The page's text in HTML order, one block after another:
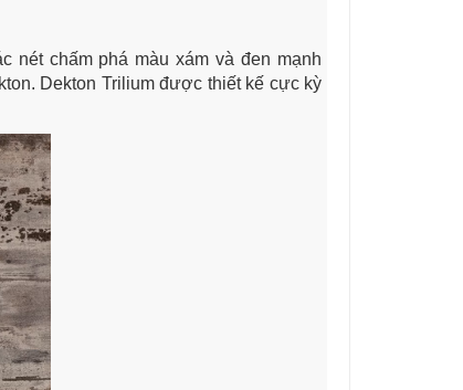
nét chấm phá màu xám và đen mạnh
Dekton Trilium được thiết kế cực kỳ